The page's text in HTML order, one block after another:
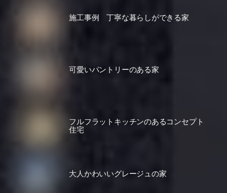
施工事例 丁寧な暮らしができる家
可愛いパントリーのある家
フルフラットキッチンのあるコンセプト
住宅
大人かわいいグレージュの家